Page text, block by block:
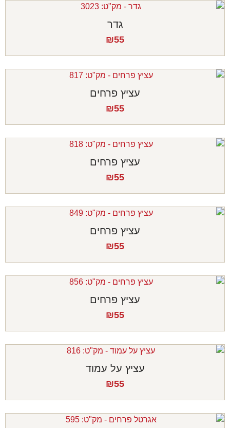
גדר
₪55
עציץ פרחים
₪55
עציץ פרחים
₪55
עציץ פרחים
₪55
עציץ פרחים
₪55
עציץ על עמוד
₪55